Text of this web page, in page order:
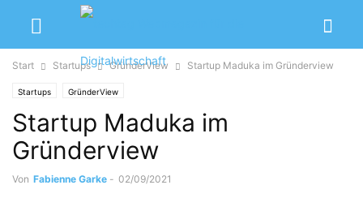
Start Startups GründerView Startup Maduka im Gründerview
Startups GründerView
Startup Maduka im
Gründerview
Von Fabienne Garke - 02/09/2021